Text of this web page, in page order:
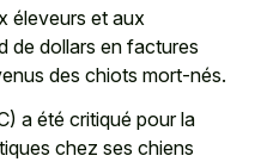
éleveurs et aux
de dollars en factures
des chiots mort-nés.
a été critiqué pour la
chez ses chiens